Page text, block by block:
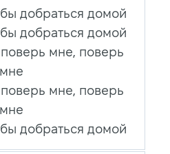
добраться домой
добраться домой
мне, поверь
мне, поверь
добраться домой